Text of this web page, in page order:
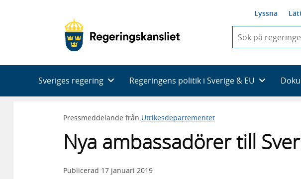
Lyssna
du
skriva
framträder
en
Sveriges regering Regeringens politik i Sverige & EU
Pressmeddelande från Utrikesdepartementet
Nya ambassadörer till
Publicerad 17 januari 2019